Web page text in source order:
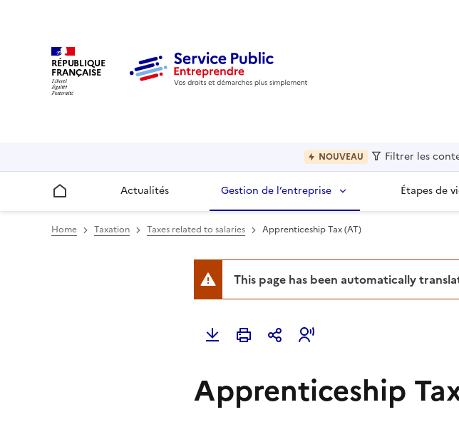
RÉPUBLIQUE
FRANÇAISE
NOUVEAU Filtrer les
Accueil Actualités Gestion de l’entreprise Étapes de
Home Taxation Taxes related to salaries Apprenticeship Tax (AT)
This page has been automatically
Apprenticeship